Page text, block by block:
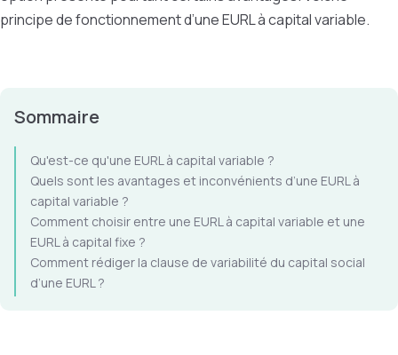
principe de fonctionnement d’une EURL à capital variable.
Sommaire
Qu'est-ce qu'une EURL à capital variable ?
Quels sont les avantages et inconvénients d’une EURL à
capital variable ?
Comment choisir entre une EURL à capital variable et une
EURL à capital fixe ?
Comment rédiger la clause de variabilité du capital social
d’une EURL ?